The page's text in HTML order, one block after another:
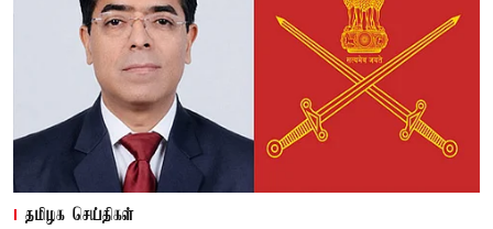
தமிழக செய்திகள்